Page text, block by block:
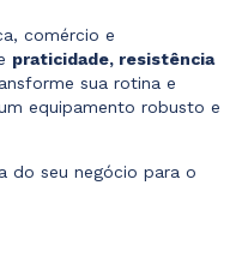
comércio e
praticidade, resistência
sua rotina e
equipamento robusto e
do seu negócio para o